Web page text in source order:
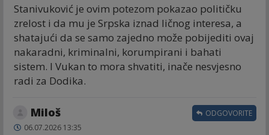
Stanivuković je ovim potezom pokazao političku
zrelost i da mu je Srpska iznad ličnog interesa, a
shatajući da se samo zajedno može pobijediti ovaj
nakaradni, kriminalni, korumpirani i bahati
sistem. I Vukan to mora shvatiti, inače nesvjesno
radi za Dodika.
Miloš
06.07.2026 13:35
ODGOVORITE